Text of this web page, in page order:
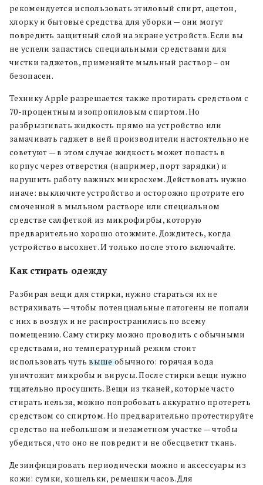
рекомендуется использовать этиловый спирт, ацетон,
хлорку и бытовые средства для уборки — они могут
повредить защитный слой на экране устройств. Если вы
не успели запастись специальными средствами для
чистки гаджетов, применяйте мыльный раствор – он
безопасен.
Технику Apple разрешается также протирать средством с
70-процентным изопропиловым спиртом. Но
разбрызгивать жидкость прямо на устройство или
замачивать гаджет в ней производители настоятельно не
советуют — в этом случае жидкость может попасть в
корпус через отверстия (например, порт зарядки) и
нарушить работу важных микросхем. Действовать нужно
иначе: выключите устройство и осторожно протрите его
смоченной в мыльном растворе или специальном
средстве салфеткой из микрофирбы, которую
предварительно хорошо отожмите. Дождитесь, когда
устройство высохнет. И только после этого включайте.
Как стирать одежду
Разбирая вещи для стирки, нужно стараться их не
встряхивать — чтобы потенциальные патогены не попали
с них в воздух и не распространились по всему
помещению. Саму стирку можно проводить с обычными
средствами, но температурный режим стоит
использовать чуть вышеобычного: горячая вода
уничтожит микробы и вирусы. После стирки вещи нужно
тщательно просушить. Вещи из тканей, которые часто
стирать нельзя, можно попробовать аккуратно протереть
средством со спиртом. Но предварительно протестируйте
средство на небольшом и незаметном участке — чтобы
убедиться, что оно не повредит и не обесцветит ткань.
Дезинфицировать периодически можно и аксессуары из
кожи: сумки, кошельки, ремешки часов. Для